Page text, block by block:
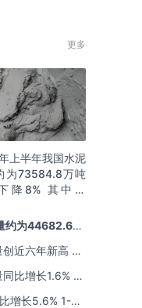
更多
上半年我国水泥
为73584.8万吨
降8% 其中广
约为44682.6万
最多 占比16%
近六年新高 约
比增长1.6% 其
、31.34%
增长5.6% 1-6